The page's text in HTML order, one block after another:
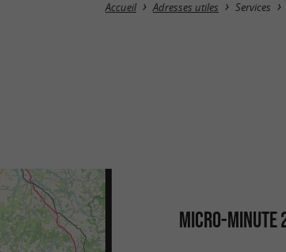
Accueil Adresses utiles Services
MICRO-MINUTE